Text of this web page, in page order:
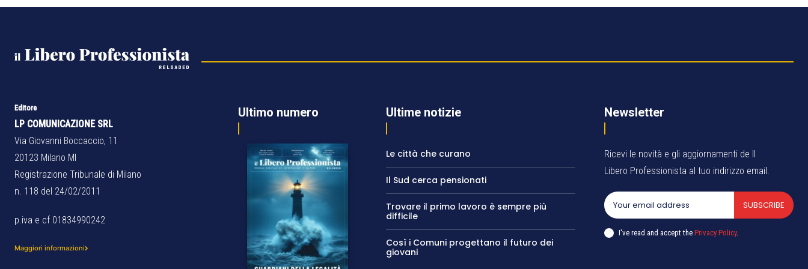
Editore
LP COMUNICAZIONE SRL
Via Giovanni Boccaccio, 11
20123 Milano MI
Registrazione Tribunale di Milano
n. 118 del 24/02/2011
p.iva e cf 01834990242
Maggiori informazioni
Ultimo numero Ultime notizie
Le città che curano
Il Sud cerca pensionati
Trovare il primo lavoro è sempre più
difficile
Così i Comuni progettano il futuro dei
giovani
Newsletter
Ricevi le novità e gli aggiornamenti de Il
Libero Professionista al tuo indirizzo email.
SUBSCRIBE
I've read and accept thePrivacy Policy.